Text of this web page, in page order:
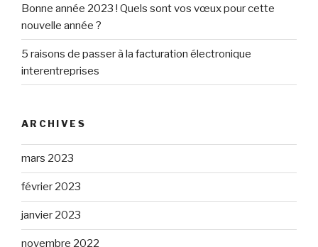
Bonne année 2023 ! Quels sont vos vœux pour cette
nouvelle année ?
5 raisons de passer à la facturation électronique
interentreprises
ARCHIVES
mars 2023
février 2023
janvier 2023
novembre 2022